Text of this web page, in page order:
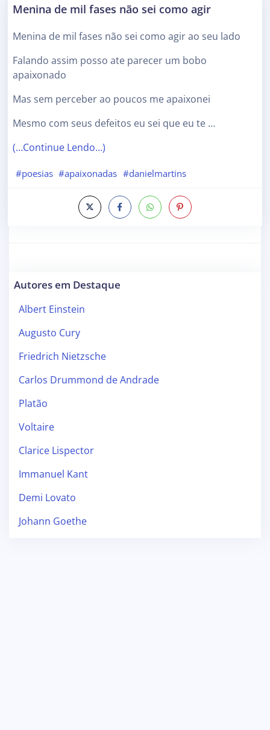
Menina de mil fases não sei como agir
Menina de mil fases não sei como agir ao seu lado
Falando assim posso ate parecer um bobo
apaixonado
Mas sem perceber ao poucos me apaixonei
Mesmo com seus defeitos eu sei que eu te …
(…Continue Lendo…)
#poesias #apaixonadas #danielmartins
Autores em Destaque
Albert Einstein
Augusto Cury
Friedrich Nietzsche
Carlos Drummond de Andrade
Platão
Voltaire
Clarice Lispector
Immanuel Kant
Demi Lovato
Johann Goethe